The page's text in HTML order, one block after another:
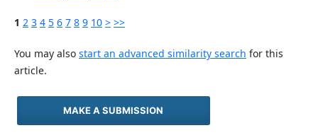
1 2 3 4 5 6 7 8 9 10 > >>
You may also start an advanced similarity search for this
article.
MAKE A SUBMISSION